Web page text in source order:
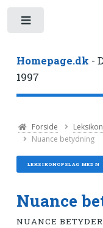
Homepage.dk -
1997
Forside Leksikon
Nuance betydning
LEKSIKONOPSLAG MED N
Nuance
NUANCE